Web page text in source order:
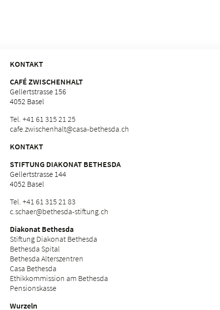
KONTAKT
CAFÉ ZWISCHENHALT
Gellertstrasse 156
4052 Basel
Tel. +41 61 315 21 25
cafe.zwischenhalt@casa-bethesda.ch
KONTAKT
STIFTUNG DIAKONAT BETHESDA
Gellertstrasse 144
4052 Basel
Tel. +41 61 315 21 83
c.schaer@bethesda-stiftung.ch
Diakonat Bethesda
Stiftung Diakonat Bethesda
Bethesda Spital
Bethesda Alterszentren
Casa Bethesda
Ethikkommission am Bethesda
Pensionskasse
Wurzeln